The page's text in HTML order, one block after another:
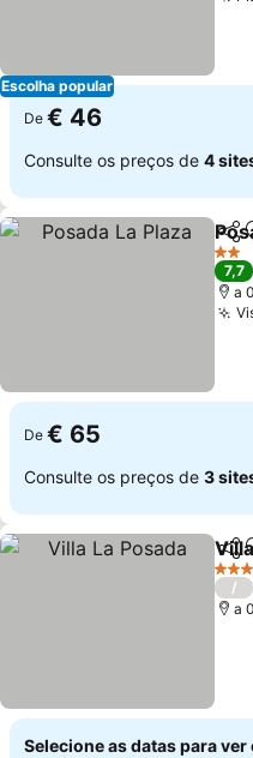
Escolha popular
De € 46
Consulte os preços de 4
2
7,7
a
De € 65
Consulte os preços de 3
3
/
a
Selecione as datas para